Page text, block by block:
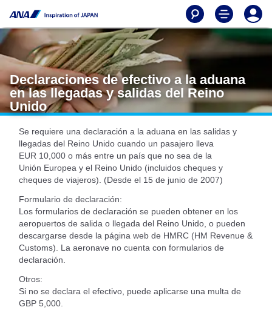
Declaraciones de efectivo a la aduana
en las llegadas y salidas del Reino
Unido
Se requiere una declaración a la aduana en las salidas y
llegadas del Reino Unido cuando un pasajero lleva
EUR 10,000 o más entre un país que no sea de la
Unión Europea y el Reino Unido (incluidos cheques y
cheques de viajeros). (Desde el 15 de junio de 2007)
Formulario de declaración:
Los formularios de declaración se pueden obtener en los
aeropuertos de salida o llegada del Reino Unido, o pueden
descargarse desde la página web de HMRC (HM Revenue &
Customs). La aeronave no cuenta con formularios de
declaración.
Otros:
Si no se declara el efectivo, puede aplicarse una multa de
GBP 5,000.